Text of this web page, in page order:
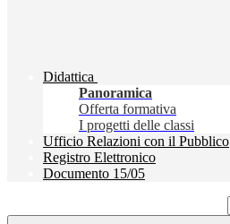
Didattica
Panoramica
Offerta formativa
I progetti delle classi
Ufficio Relazioni con il Pubblico
Registro Elettronico
Documento 15/05